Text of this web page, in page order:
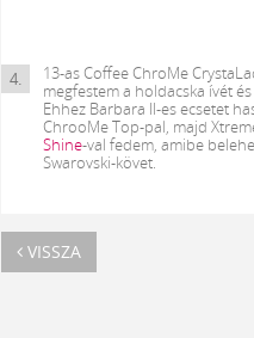
4.
13-as Coffee ChroMe
megfestem a holdacska ívét
Ehhez Barbara II-es ecsetet
ChrooMe Top-pal, majd
Shine-val fedem, amibe
Swarovski-követ.
VISSZA